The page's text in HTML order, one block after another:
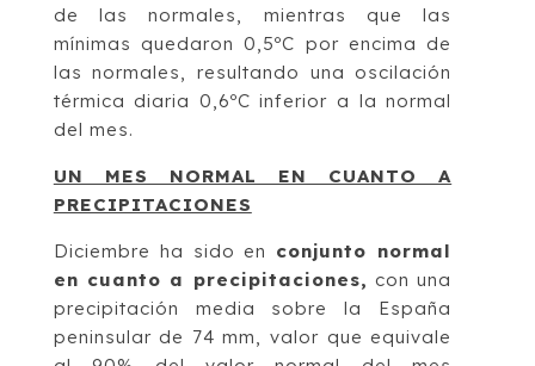
de las normales, mientras que las
mínimas quedaron 0,5ºC por encima de
las normales, resultando una oscilación
térmica diaria 0,6ºC inferior a la normal
del mes.
UN MES NORMAL EN CUANTO A
PRECIPITACIONES
Diciembre ha sido en conjunto normal
en cuanto a precipitaciones, con una
precipitación media sobre la España
peninsular de 74 mm, valor que equivale